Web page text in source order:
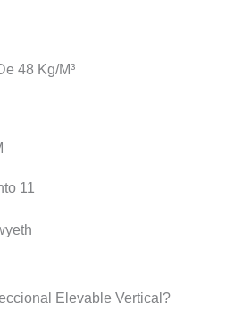
48 Kg/m³
11
Elevable Vertical?